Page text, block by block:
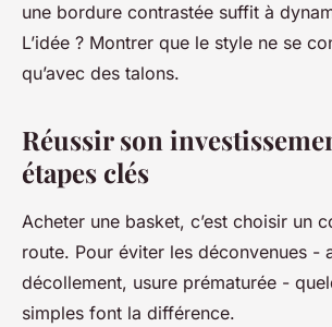
une bordure contrastée suffit à
L’idée ? Montrer que le style ne se
qu’avec des talons.
Réussir son
étapes clés
Acheter une basket, c’est choisir un
route. Pour éviter les déconvenues -
décollement, usure prématurée -
simples font la différence.